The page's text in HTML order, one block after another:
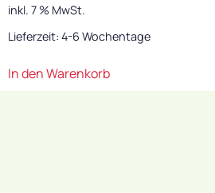
inkl. 7 % MwSt.
Lieferzeit: 4-6 Wochentage
In den Warenkorb